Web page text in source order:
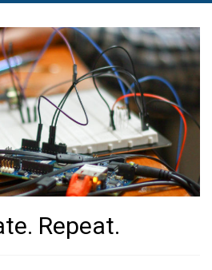
Repeat.